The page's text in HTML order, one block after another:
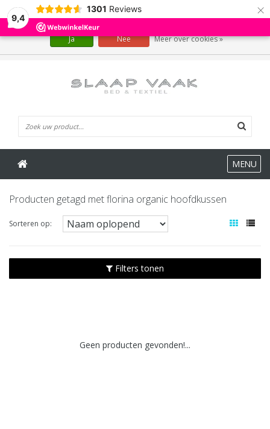
9,4
1301 Reviews ×
MENU
Producten getagd met florina organic hoofdkussen
Sorteren op:
Filters tonen
Geen producten gevonden!...
Wij slaan cookies op om onze website te verbeteren. Is dat akkoord?
Ja Nee Meer over cookies »